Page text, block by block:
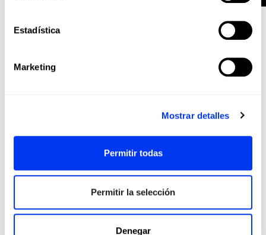
Estadística
Marketing
Mostrar detalles
Permitir todas
Permitir la selección
Denegar
Palas Pádel €390.00